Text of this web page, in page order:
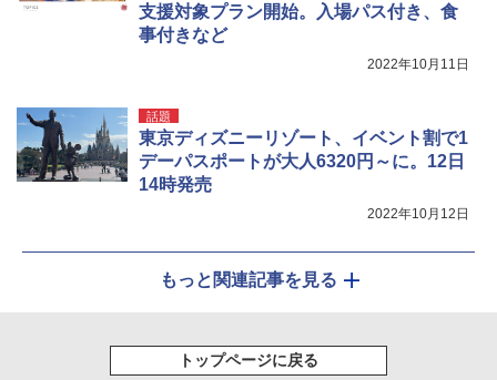
支援対象プラン開始。入場パス付き、食
事付きなど
2022年10月11日
話題
東京ディズニーリゾート、イベント割で1
デーパスポートが大人6320円～に。12日
14時発売
2022年10月12日
もっと関連記事を見る
トップページに戻る